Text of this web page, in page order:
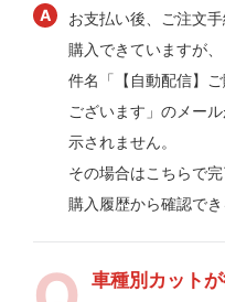
お支払い後、ご注文
購入できていますが、
件名「【自動配信
ございます」のメー
示されません。
その場合はこちらで
購入履歴から確認でき
車種別カット